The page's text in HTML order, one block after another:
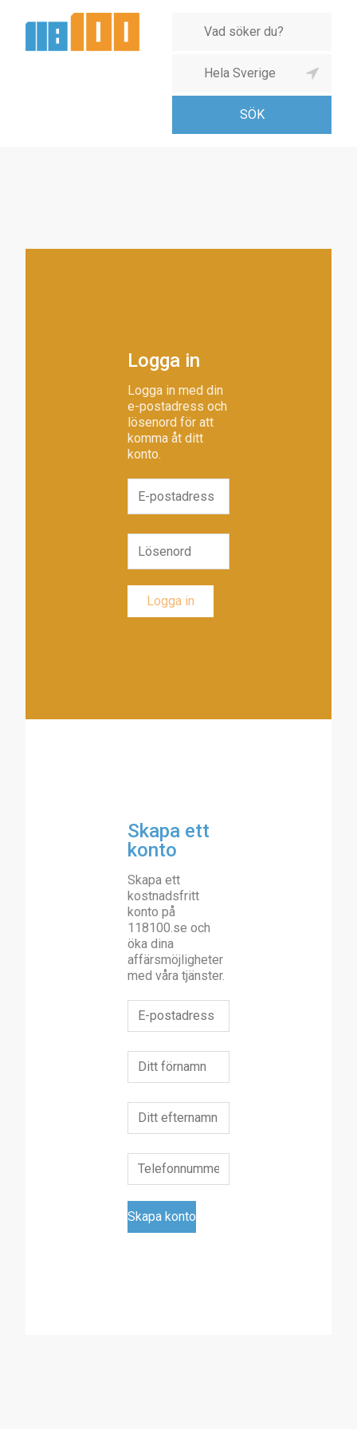
Logga in
Logga in med din
e-postadress och
lösenord för att
komma åt ditt
konto.
Skapa ett
konto
Skapa ett
kostnadsfritt
konto på
118100.se och
öka dina
affärsmöjligheter
med våra tjänster.